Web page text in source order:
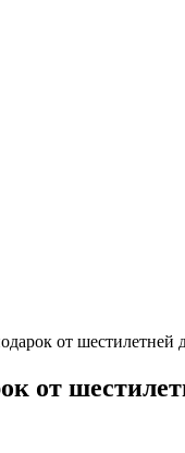
от шестилетней
от